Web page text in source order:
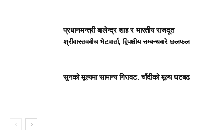
प्रधानमन्त्री बालेन्द्र शाह र भारतीय राजदूत
श्रीवास्तवबीच भेटवार्ता, द्विपक्षीय सम्बन्धबारे छलफल
सुनको मूल्यमा सामान्य गिरावट, चाँदीको मूल्य घटबढ